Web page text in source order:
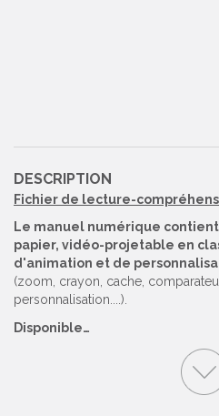
DESCRIPTION
Fichier de lecture-
Le manuel numérique
papier, vidéo-projetable en
d'animation et de
(zoom, crayon, cache,
personnalisation....).
Disponible…